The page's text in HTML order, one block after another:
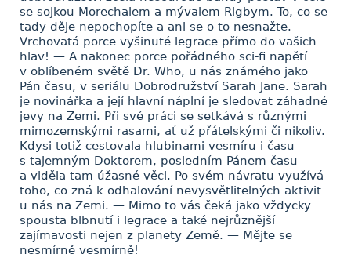
se sojkou Morechaiem a mývalem Rigbym. To, co se
tady děje nepochopíte a ani se o to nesnažte.
Vrchovatá porce vyšinuté legrace přímo do vašich
hlav! — A nakonec porce pořádného sci-fi napětí
v oblíbeném světě Dr. Who, u nás známého jako
Pán času, v seriálu Dobrodružství Sarah Jane. Sarah
je novinářka a její hlavní náplní je sledovat záhadné
jevy na Zemi. Při své práci se setkává s různými
mimozemskými rasami, ať už přátelskými či nikoliv.
Kdysi totiž cestovala hlubinami vesmíru i času
s tajemným Doktorem, posledním Pánem času
a viděla tam úžasné věci. Po svém návratu využívá
toho, co zná k odhalování nevysvětlitelných aktivit
u nás na Zemi. — Mimo to vás čeká jako vždycky
spousta blbnutí i legrace a také nejrůznější
zajímavosti nejen z planety Země. — Mějte se
nesmírně vesmírně!